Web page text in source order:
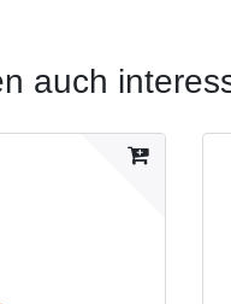
auch